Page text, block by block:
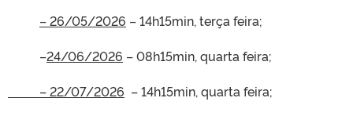
– 26/05/2026 – 14h15min, terça feira;
–24/06/2026 – 08h15min, quarta feira;
– 22/07/2026 – 14h15min, quarta feira;